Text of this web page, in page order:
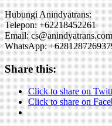
Hubungi Anindyatrans:
Telepon: +62218452261
Email: cs@anindyatrans.com
WhatsApp:
Share this:
Click to share on
Click to share on